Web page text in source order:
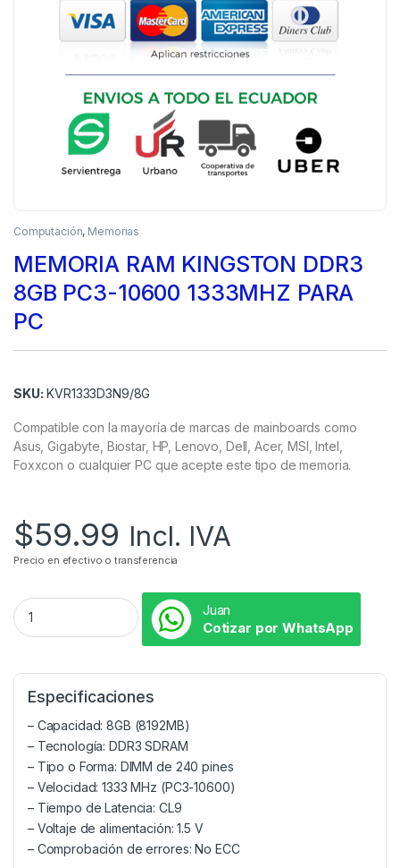
Computación, Memorias
MEMORIA RAM KINGSTON DDR3
8GB PC3-10600 1333MHZ PARA
PC
SKU: KVR1333D3N9/8G
Compatible con la mayoría de marcas de mainboards como
Asus, Gigabyte, Biostar, HP, Lenovo, Dell, Acer, MSI, Intel,
Foxxcon o cualquier PC que acepte este tipo de memoria.
$59.99 Incl. IVA
Precio en efectivo o transferencia
Juan
Cotizar por WhatsApp
Especificaciones
– Capacidad: 8GB (8192MB)
– Tecnología: DDR3 SDRAM
– Tipo o Forma: DIMM de 240 pines
– Velocidad: 1333 MHz (PC3-10600)
– Tiempo de Latencia: CL9
– Voltaje de alimentación: 1.5 V
– Comprobación de errores: No ECC